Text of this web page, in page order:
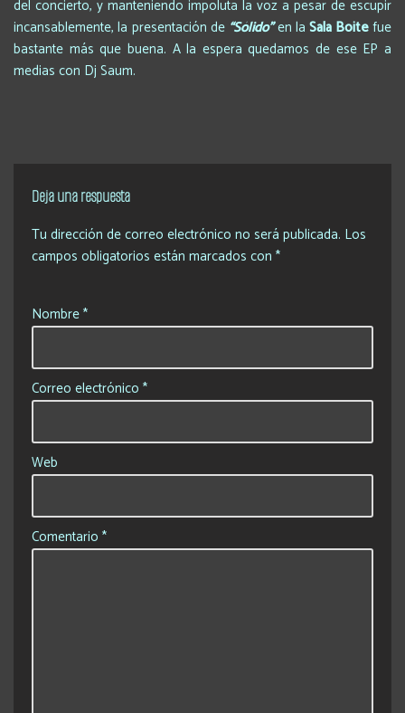
del concierto, y manteniendo impoluta la voz a pesar de escupir
incansablemente, la presentación de “Sólido”en laSala Boitefue
bastante más que buena. A la espera quedamos de ese EP a
medias con Dj Saum.
Deja una respuesta
Tu dirección de correo electrónico no será publicada. Los
campos obligatorios están marcados con *
Nombre*
Correo electrónico *
Web
Comentario *